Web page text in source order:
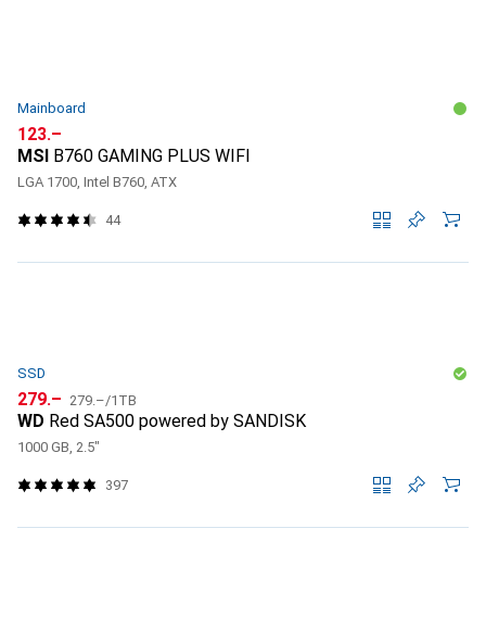
Mainboard
CHF
123.–
MSI B760 GAMING PLUS WIFI
LGA 1700, Intel B760, ATX
44
SSD
CHF
279.– CHF
279.–/1TB
WD Red SA500 powered by SANDISK
1000 GB, 2.5"
397